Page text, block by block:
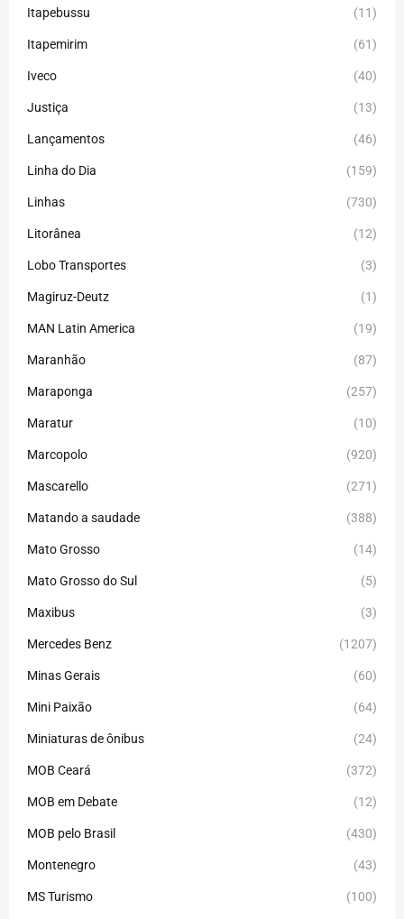
Itapebussu (11)
Itapemirim (61)
Iveco (40)
Justiça (13)
Lançamentos (46)
Linha do Dia (159)
Linhas (730)
Litorânea (12)
Lobo Transportes (3)
Magiruz-Deutz (1)
MAN Latin America (19)
Maranhão (87)
Maraponga (257)
Maratur (10)
Marcopolo (920)
Mascarello (271)
Matando a saudade (388)
Mato Grosso (14)
Mato Grosso do Sul (5)
Maxibus (3)
Mercedes Benz (1207)
Minas Gerais (60)
Mini Paixão (64)
Miniaturas de ônibus (24)
MOB Ceará (372)
MOB em Debate (12)
MOB pelo Brasil (430)
Montenegro (43)
MS Turismo (100)